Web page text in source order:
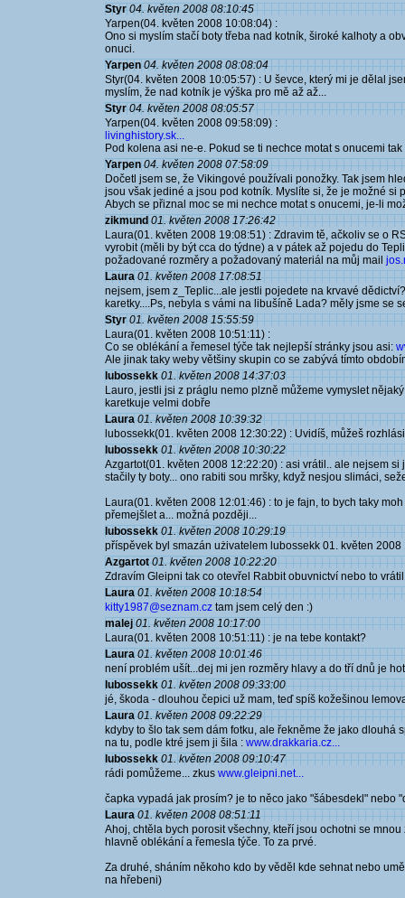
Styr 04. květen 2008 08:10:45
Yarpen(04. květen 2008 10:08:04) :
Ono si myslím stačí boty třeba nad kotník, široké kalhoty a
onuci.
Yarpen 04. květen 2008 08:08:04
Styr(04. květen 2008 10:05:57) : U ševce, který mi je dělal
myslím, že nad kotník je výška pro mě až až...
Styr 04. květen 2008 08:05:57
Yarpen(04. květen 2008 09:58:09) :
livinghistory.sk...
Pod kolena asi ne-e. Pokud se ti nechce motat s onucemi
Yarpen 04. květen 2008 07:58:09
Dočetl jsem se, že Vikingové používali ponožky. Tak jsem
jsou však jediné a jsou pod kotník. Myslíte si, že je možné
Abych se přiznal moc se mi nechce motat s onucemi, je-li
zikmund 01. květen 2008 17:26:42
Laura(01. květen 2008 19:08:51) : Zdravim tě, ačkoliv se o
vyrobit (měli by být cca do týdne) a v pátek až pojedu do
požadované rozměry a požadovaný materiál na můj mail
Laura 01. květen 2008 17:08:51
nejsem, jsem z_Teplic...ale jestli pojedete na krvavé
karetky....Ps, nebyla s vámi na libušíně Lada? měly jsme se
Styr 01. květen 2008 15:55:59
Laura(01. květen 2008 10:51:11) :
Co se oblékání a řemesel týče tak nejlepší stránky jsou asi:
Ale jinak taky weby většiny skupin co se zabývá tímto
lubossekk 01. květen 2008 14:37:03
Lauro, jestli jsi z práglu nemo plzně můžeme vymyslet
karetkuje velmi dobře
Laura 01. květen 2008 10:39:32
lubossekk(01. květen 2008 12:30:22) : Uvidíš, můžeš
lubossekk 01. květen 2008 10:30:22
Azgartot(01. květen 2008 12:22:20) : asi vrátil.. ale nejsem
stačily ty boty... ono rabiti sou mršky, když nesjou slimáci,
Laura(01. květen 2008 12:01:46) : to je fajn, to bych taky
přemejšlet a... možná později...
lubossekk 01. květen 2008 10:29:19
příspěvek byl smazán użivatelem lubossekk 01. květen 2008
Azgartot 01. květen 2008 10:22:20
Zdravím Gleipni tak co otevřel Rabbit obuvnictví nebo to
Laura 01. květen 2008 10:18:54
kitty1987@seznam.cz tam jsem celý den :)
malej 01. květen 2008 10:17:00
Laura(01. květen 2008 10:51:11) : je na tebe kontakt?
Laura 01. květen 2008 10:01:46
není problém ušít...dej mi jen rozměry hlavy a do tří dnů je
lubossekk 01. květen 2008 09:33:00
jé, škoda - dlouhou čepici už mam, teď spíš kožešinou
Laura 01. květen 2008 09:22:29
kdyby to šlo tak sem dám fotku, ale řekněme že jako
na tu, podle ktré jsem ji šila : www.drakkaria.cz...
lubossekk 01. květen 2008 09:10:47
rádi pomůžeme... zkus www.gleipni.net...
čapka vypadá jak prosím? je to něco jako "šábesdekl" nebo
Laura 01. květen 2008 08:51:11
Ahoj, chtěla bych porosit všechny, kteří jsou ochotni se
hlavně oblékání a řemesla týče. To za prvé.
Za druhé, sháním někoho kdo by věděl kde sehnat nebo
na hřebeni)